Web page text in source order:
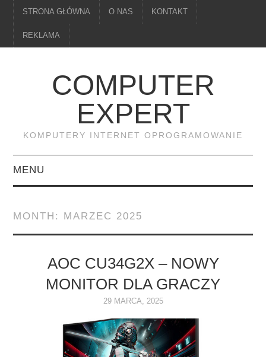
STRONA GŁÓWNA O NAS KONTAKT
REKLAMA
COMPUTER
EXPERT
KOMPUTERY INTERNET OPROGRAMOWANIE
MENU
MONITORY
NAPĘDY
OPROGRAMOWANIE
INTERNET
MONTH: MARZEC 2025
AOC CU34G2X – NOWY
MONITOR DLA GRACZY
29 MARCA, 2025